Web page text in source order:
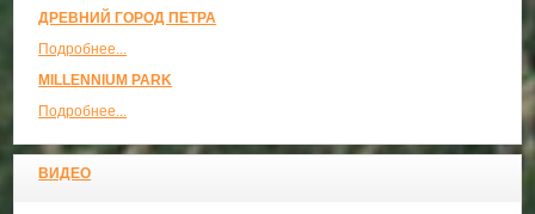
ДРЕВНИЙ ГОРОД ПЕТРА
Подробнее...
MILLENNIUM PARK
Подробнее...
ВИДЕО